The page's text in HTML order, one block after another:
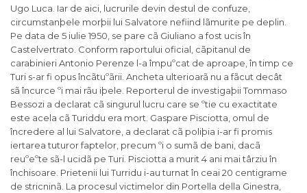
Ugo Luca. Iar de aici, lucrurile devin destul de confuze,
circumstanþele morþii lui Salvatore nefiind lãmurite pe deplin.
Pe data de 5 iulie 1950, se pare cã Giuliano a fost ucis în
Castelvertrato. Conform raportului oficial, cãpitanul de
carabinieri Antonio Perenze l-a împuºcat de aproape, în timp ce
Turi s-ar fi opus încãtuºãrii. Ancheta ulterioarã nu a fãcut decât
sã încurce ºi mai rãu iþele. Reporterul de investigaþii Tommaso
Bessozi a declarat cã singurul lucru care se ºtie cu exactitate
este acela cã Turiddu era mort. Gaspare Pisciotta, omul de
încredere al lui Salvatore, a declarat cã poliþia i-ar fi promis
iertarea tuturor faptelor, precum ºi o sumã de bani, dacã
reuºeºte sã-l ucidã pe Turi. Pisciotta a murit 4 ani mai târziu în
închisoare. Prietenii lui Turridu i-au turnat în ceai 20 centigrame
de stricninã. La procesul victimelor din Portella della Ginestra,